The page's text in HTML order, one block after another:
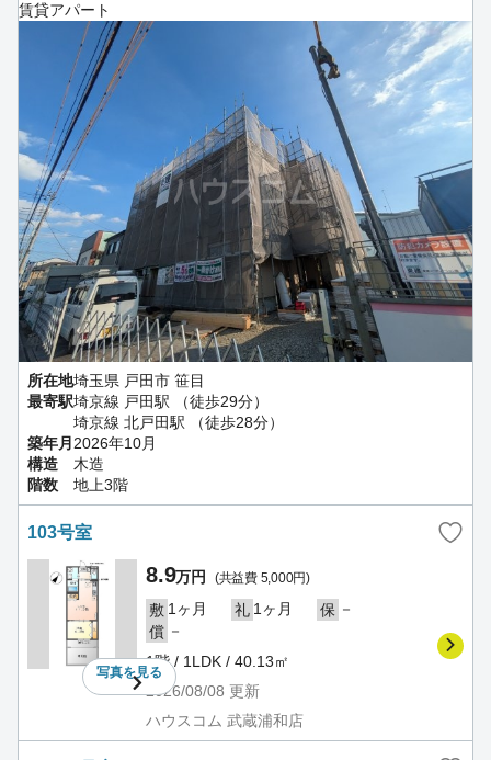
賃貸アパート
所在地埼玉県 戸田市 笹目
最寄駅埼京線 戸田駅 （徒歩29分）
埼京線 北戸田駅 （徒歩28分）
築年月 2026年10月
構造
木造
階数
地上3階
103号室
写真を見る
8.9万円 (共益費 5,000円)
敷 1ヶ月 礼 1ヶ月 保 －
償 －
1階 / 1LDK / 40.13㎡
2026/08/08 更新
ハウスコム 武蔵浦和店